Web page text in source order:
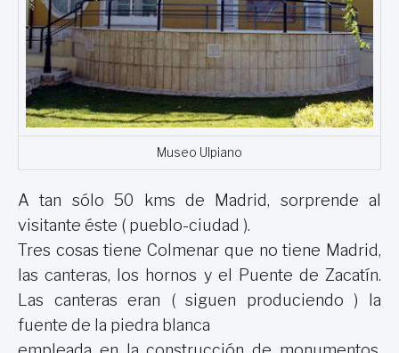
Museo Ulpiano
A tan sólo 50 kms de Madrid, sorprende al
visitante éste ( pueblo-ciudad ).
Tres cosas tiene Colmenar que no tiene Madrid,
las canteras, los hornos y el Puente de Zacatín.
Las canteras eran ( siguen produciendo ) la
fuente de la piedra blanca